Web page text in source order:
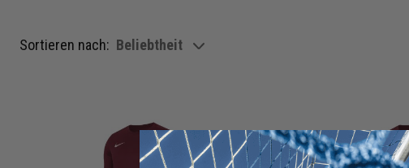
Sortieren nach: show filteroptions
Beliebtheit